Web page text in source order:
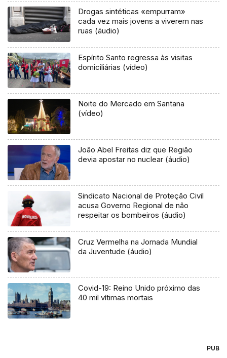
Drogas sintéticas «empurram»
cada vez mais jovens a viverem nas
ruas (áudio)
Espírito Santo regressa às visitas
domiciliárias (vídeo)
Noite do Mercado em Santana
(vídeo)
João Abel Freitas diz que Região
devia apostar no nuclear (áudio)
Sindicato Nacional de Proteção Civil
acusa Governo Regional de não
respeitar os bombeiros (áudio)
Cruz Vermelha na Jornada Mundial
da Juventude (áudio)
Covid-19: Reino Unido próximo das
40 mil vítimas mortais
PUB